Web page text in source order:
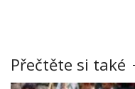
Přečtěte si také